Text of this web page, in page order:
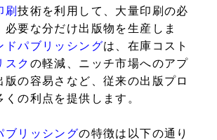
刷技術を利用して、大量印刷の必
必要な分だけ出版物を生産しま
ドパブリッシングは、在庫コスト
スク の軽減、ニッチ市場へのアプ
版の容易さなど、従来の出版プロ
の利点を提供します。
ブリッシングの特徴は以下の通り